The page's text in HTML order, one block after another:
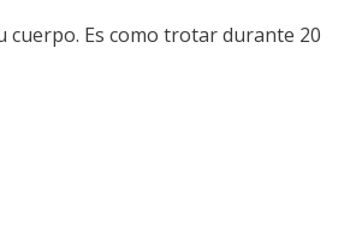
cuerpo. Es como trotar durante 20